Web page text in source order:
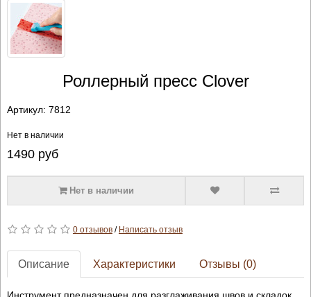
Роллерный пресс Clover
Артикул: 7812
Нет в наличии
1490руб
Нет в наличии
0 отзывов/ Написать отзыв
Описание Характеристики Отзывы (0)
Инструмент предназначен для разглаживания швов и складок.